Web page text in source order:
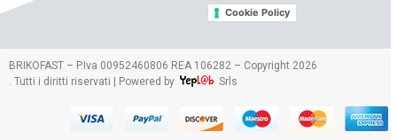
Cookie Policy
BRIKOFAST – P.Iva 00952460806 REA 106282 – Copyright 2026
. Tutti i diritti riservati | Powered by
Srls